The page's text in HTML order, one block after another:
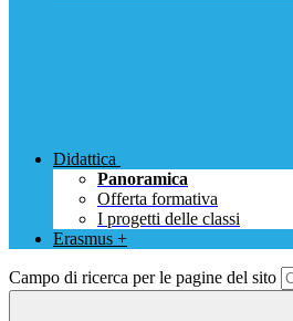
Didattica
Panoramica
Offerta formativa
I progetti delle classi
Erasmus +
Campo di ricerca per le pagine del sito